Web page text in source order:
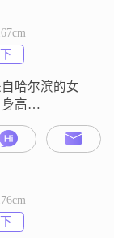
哈尔滨的女
高
入在3000元以
哈尔滨
高中及以下
贴，乐观积
在生活中，
，随和易相
心，热爱生